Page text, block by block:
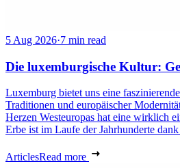
5 Aug 2026·7 min read
Die luxemburgische Kultur:
Luxemburg bietet uns eine
Traditionen und europäischer
Herzen Westeuropas hat eine wirklich
Erbe ist im Laufe der Jahrhunderte
ArticlesRead more